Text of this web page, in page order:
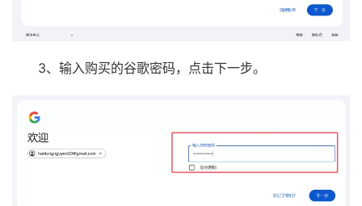
3、输入购买的谷歌密码，点击下一步。